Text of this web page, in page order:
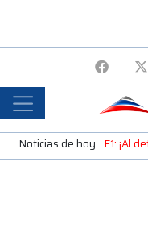
Noticias de hoy F1: ¡Al